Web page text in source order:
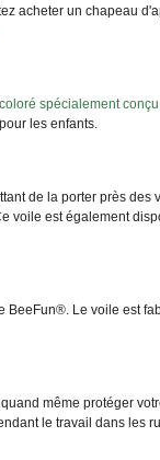
acheter un chapeau
spécialement
les enfants.
de la porter près des
voile est également
Le voile est
même protéger
le travail dans les